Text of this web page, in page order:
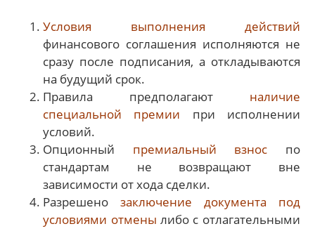
Условия выполнения действий
финансового соглашения исполняются не
сразу после подписания, а откладываются
на будущий срок.
Правила предполагают наличие
специальной премии при исполнении
условий.
Опционный премиальный взнос по
стандартам не возвращают вне
зависимости от хода сделки.
Разрешенозаключение документа под
условиями отмены либо с отлагательными